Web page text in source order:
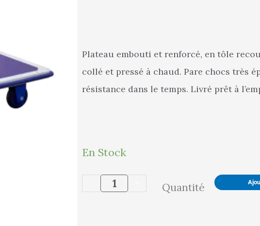
Plateau embouti et renforcé, en tôle
collé et pressé à chaud. Pare chocs très
résistance dans le temps. Livré prêt à
En Stock
quantité
de
Chariot
Quantité